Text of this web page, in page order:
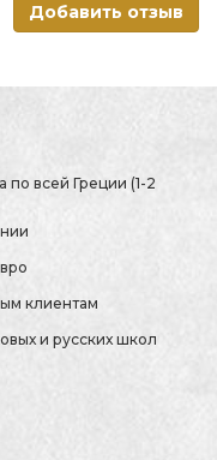
Добавить отзыв
по всей Греции (1-2
клиентам
и русских школ